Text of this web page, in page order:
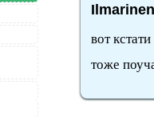
вот
тоже